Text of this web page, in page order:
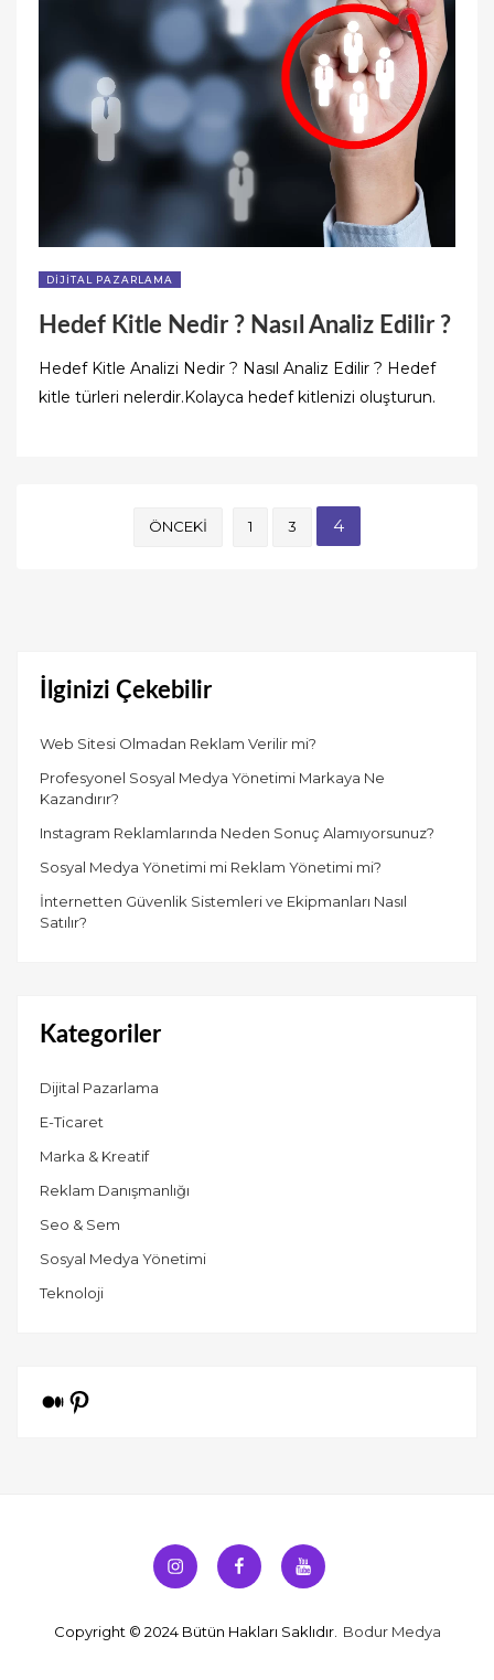
DIJITAL PAZARLAMA
Hedef Kitle Nedir ? Nasıl Analiz Edilir ?
Hedef Kitle Analizi Nedir ? Nasıl Analiz Edilir ? Hedef
kitle türleri nelerdir.Kolayca hedef kitlenizi oluşturun.
ÖNCEKI 1 3 4
İlginizi Çekebilir
Web Sitesi Olmadan Reklam Verilir mi?
Profesyonel Sosyal Medya Yönetimi Markaya Ne
Kazandırır?
Instagram Reklamlarında Neden Sonuç Alamıyorsunuz?
Sosyal Medya Yönetimi mi Reklam Yönetimi mi?
İnternetten Güvenlik Sistemleri ve Ekipmanları Nasıl
Satılır?
Kategoriler
Dijital Pazarlama
E-Ticaret
Marka & Kreatif
Reklam Danışmanlığı
Seo & Sem
Sosyal Medya Yönetimi
Teknoloji
OrtaPinterest
InstagramFacebookYoutube
Copyright © 2024 Bütün Hakları Saklıdır. Bodur Medya